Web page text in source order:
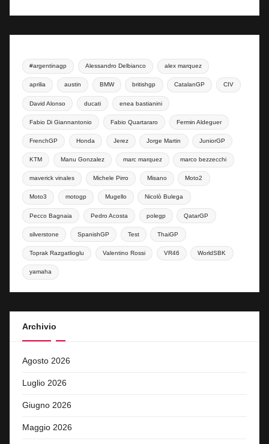
#argentinagp Alessandro Delbianco alex marquez
aprilia austin BMW britishgp CatalanGP CIV
David Alonso ducati enea bastianini
Fabio Di Giannantonio Fabio Quartararo Fermin Aldeguer
FrenchGP Honda Jerez Jorge Martin JuniorGP
KTM Manu Gonzalez marc marquez marco bezzecchi
maverick vinales Michele Pirro Misano Moto2
Moto3 motogp Mugello Nicolò Bulega
Pecco Bagnaia Pedro Acosta polegp QatarGP
silverstone SpanishGP Test ThaiGP
Toprak Razgatlioglu Valentino Rossi VR46 WorldSBK
yamaha
Archivio
Agosto 2026
Luglio 2026
Giugno 2026
Maggio 2026